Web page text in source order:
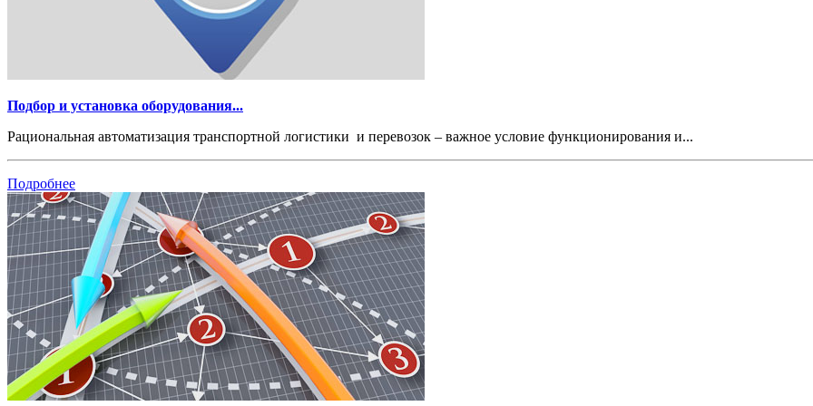
Подбор и установка оборудования...
Рациональная автоматизация транспортной логистики и перевозок – важное условие функционирования и...
Подробнее